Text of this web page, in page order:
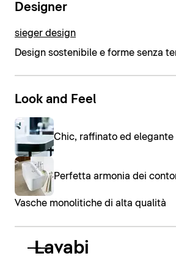
Designer
sieger design
Design sostenibile e forme senza
Look and Feel
Chic, raffinato ed elegante
Perfetta armonia dei
Vasche monolitiche di alta qualità
Lavabi